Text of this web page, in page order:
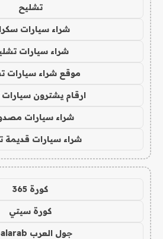
تشليح
شراء سيارات
شراء سيارات
موقع شراء سيارات
ارقام يشترون
شراء سيارات
شراء سيارات قديمة
كورة 365
كورة سيتي
جول العرب goalarab